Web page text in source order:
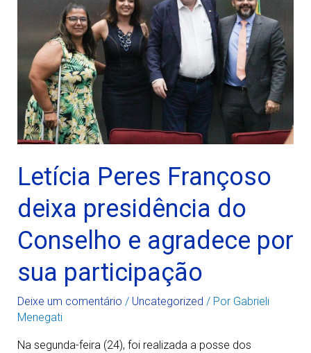
Letícia Peres Françoso
deixa presidência do
Conselho e agradece por
sua participação
Deixe um comentário / Uncategorized / Por Gabrieli
Menegati
Na segunda-feira (24), foi realizada a posse dos